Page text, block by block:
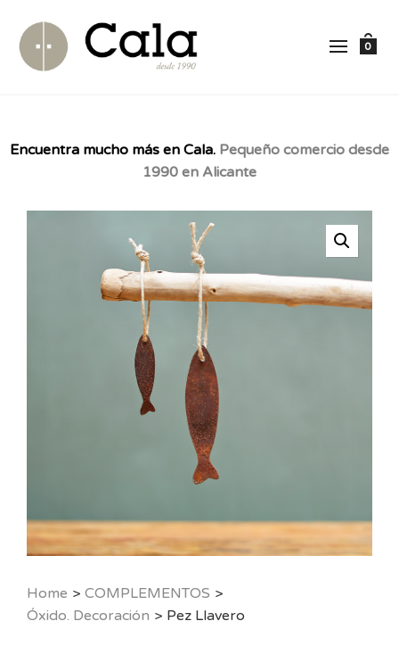
0
Encuentra mucho más en Cala. Pequeño comercio desde
1990 en Alicante
Home > COMPLEMENTOS >
Óxido. Decoración > Pez Llavero